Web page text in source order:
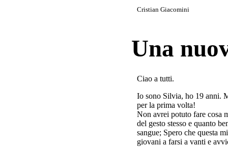
Cristian Giacomini
Una
Ciao a tutti.
Io sono Silvia, ho 19 anni.
per la prima volta!
Non avrei potuto fare cosa
del gesto stesso e quanto
sangue; Spero che questa
giovani a farsi a vanti e